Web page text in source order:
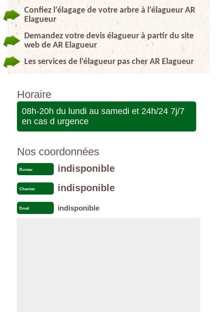
Confiez l’élagage de votre arbre à l’élagueur AR
Elagueur
Demandez votre devis élagueur à partir du site
web de AR Elagueur
Les services de l’élagueur pas cher AR Elagueur
Horaire
08h-20h du lundi au samedi et 24h/24 7j/7
en cas d urgence
Nos coordonnées
Bureau indisponible
Chantier indisponible
Email indisponible